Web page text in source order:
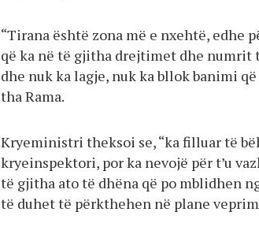
“Tirana është zona më e nxehtë, edhe
që ka në të gjitha drejtimet dhe numrit
dhe nuk ka lagje, nuk ka bllok banimi
tha Rama.
Kryeministri theksoi se, “ka filluar të
kryeinspektori, por ka nevojë për t’u
të gjitha ato të dhëna që po mblidhen
të duhet të përkthehen në plane